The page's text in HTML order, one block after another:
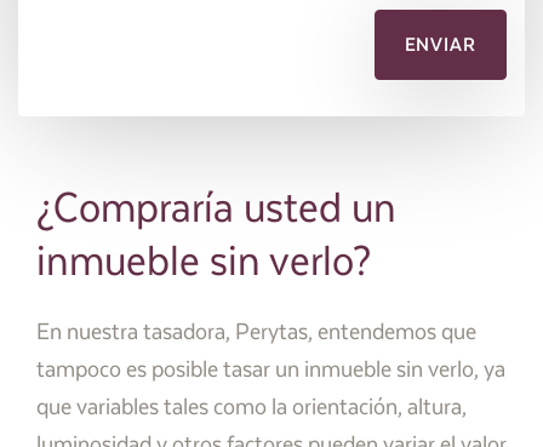
¿Compraría usted un
inmueble sin verlo?
En nuestra tasadora, Perytas, entendemos que
tampoco es posible tasar un inmueble sin verlo, ya
que variables tales como la orientación, altura,